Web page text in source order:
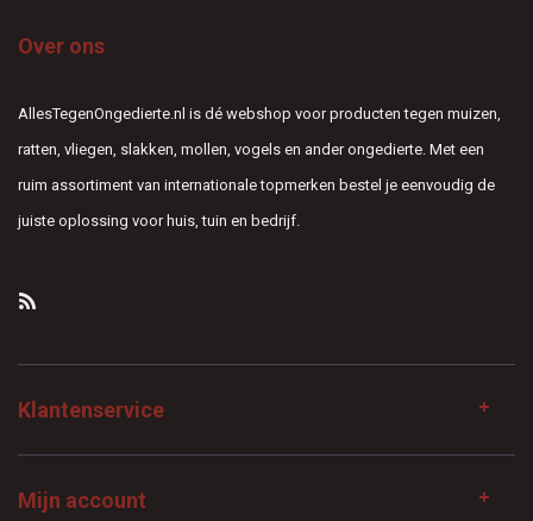
Over ons
AllesTegenOngedierte.nl is dé webshop voor producten tegen muizen,
ratten, vliegen, slakken, mollen, vogels en ander ongedierte. Met een
ruim assortiment van internationale topmerken bestel je eenvoudig de
juiste oplossing voor huis, tuin en bedrijf.
Klantenservice
Mijn account